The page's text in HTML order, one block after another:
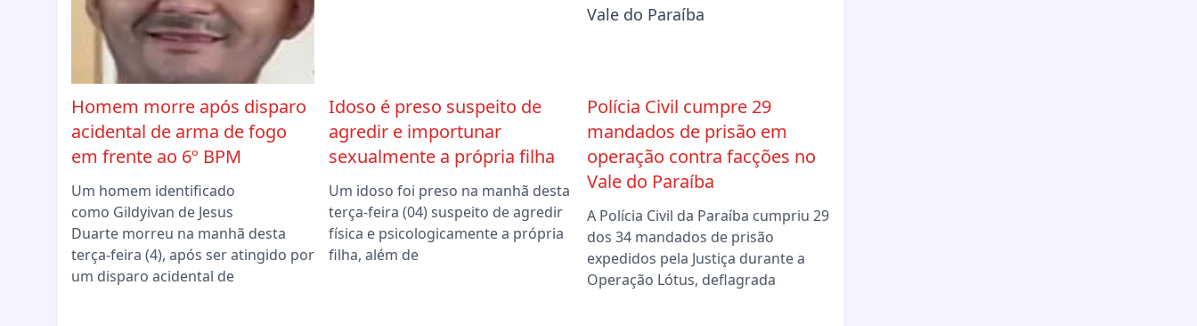
Homem morre após disparo
acidental de arma de fogo
em frente ao 6º BPM
Um homem identificado
como Gildyivan de Jesus
Duarte morreu na manhã desta
terça-feira (4), após ser atingido por
um disparo acidental de
Idoso é preso suspeito de
agredir e importunar
sexualmente a própria filha
Um idoso foi preso na manhã desta
terça-feira (04) suspeito de agredir
física e psicologicamente a própria
filha, além de
Polícia Civil cumpre 29
mandados de prisão em
operação contra facções no
Vale do Paraíba
A Polícia Civil da Paraíba cumpriu 29
dos 34 mandados de prisão
expedidos pela Justiça durante a
Operação Lótus, deflagrada